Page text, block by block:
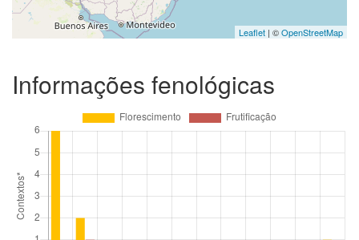
Leaflet | ©OpenStreetMap
Informações fenológicas